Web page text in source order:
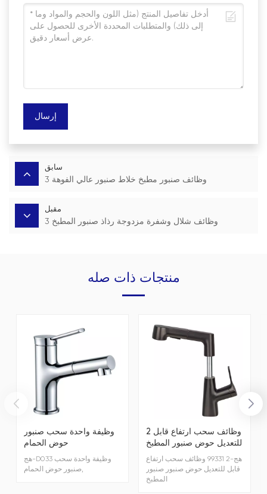
إرسال
سابق
3 وظائف صنبور مطبخ خلاط صنبور عالي الفوهة
مقبل
3 وظائف شلال وشفرة مزدوجة رذاذ صنبور المطبخ
منتجات ذات صله
وظيفة واحدة سحب صنبور
حوض الحمام
هج-D033 وظيفة واحدة سحب
صنبور حوض الحمام,
2 وظائف سحب ارتفاع قابل
للتعديل حوض صنبور المطبخ
صنبور
هج-99331 2 وظائف سحب ارتفاع
قابل للتعديل حوض صنبور صنبور
المطبخ